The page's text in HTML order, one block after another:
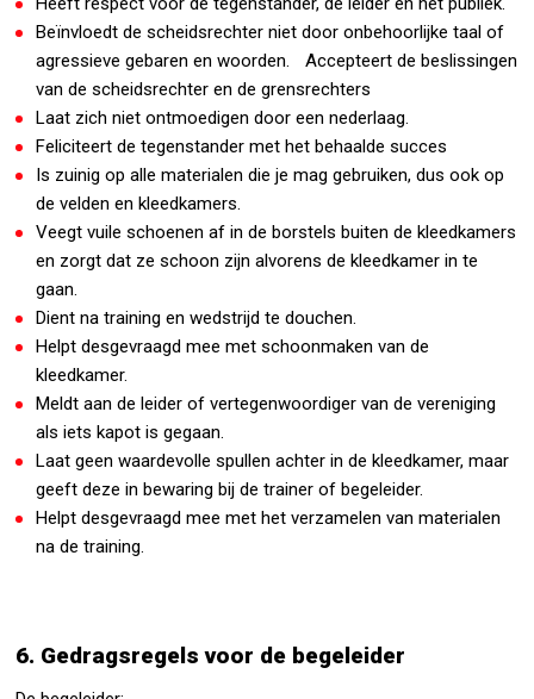
Beïnvloedt de scheidsrechter niet door onbehoorlijke taal of
agressieve gebaren en woorden. Accepteert de beslissingen
van de scheidsrechter en de grensrechters
Laat zich niet ontmoedigen door een nederlaag.
Feliciteert de tegenstander met het behaalde succes
Is zuinig op alle materialen die je mag gebruiken, dus ook op
de velden en kleedkamers.
Veegt vuile schoenen af in de borstels buiten de kleedkamers
en zorgt dat ze schoon zijn alvorens de kleedkamer in te
gaan.
Dient na training en wedstrijd te douchen.
Helpt desgevraagd mee met schoonmaken van de
kleedkamer.
Meldt aan de leider of vertegenwoordiger van de vereniging
als iets kapot is gegaan.
Laat geen waardevolle spullen achter in de kleedkamer, maar
geeft deze in bewaring bij de trainer of begeleider.
Helpt desgevraagd mee met het verzamelen van materialen
na de training.
6. Gedragsregels voor de begeleider